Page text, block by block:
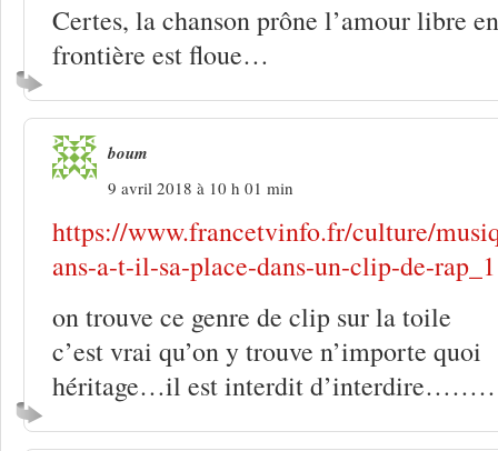
Certes, la chanson prône l’amour libre
frontière est floue…
boum
9 avril 2018 à 10 h 01 min
https://www.francetvinfo.fr/culture/
ans-a-t-il-sa-place-dans-un-clip-de-
on trouve ce genre de clip sur la toile
c’est vrai qu’on y trouve n’importe quoi
héritage…il est interdit